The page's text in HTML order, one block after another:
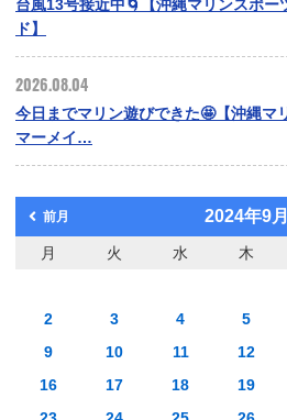
台風13号接近中🌀【沖縄マリンスポ
ド】
2026.08.04
今日までマリン遊びできた🤩【沖縄
マーメイ…
前月 2024年9月
月 火 水 木
2
3 4 5
9
10 11 12
16
17 18 19